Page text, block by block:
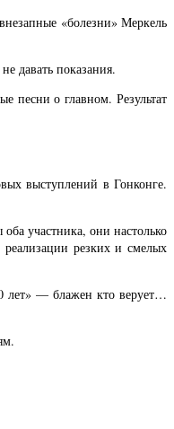
«болезни» Меркель
давать показания.
песни о главном. Результат
выступлений в Гонконге.
участника, они настолько
резких и смелых
лет» — блажен кто верует…